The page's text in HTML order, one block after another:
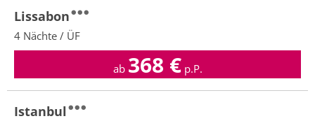
Lissabon
4 Nächte / ÜF
ab 368 € p.P.
Istanbul